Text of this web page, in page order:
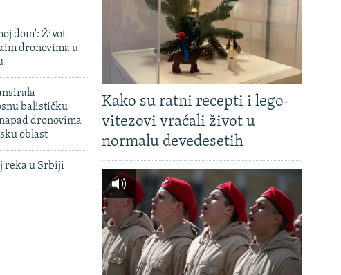
dom': Život
dronovima u
balističku
dronovima
oblast
reka u Srbiji
Kako su ratni recepti i lego-
vitezovi vraćali život u
normalu devedesetih